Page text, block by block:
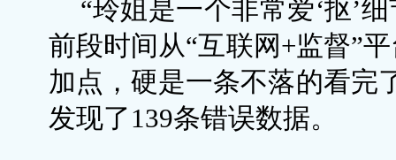
“玲姐是一个非常爱‘抠’
前段时间从“互联网+监督”
加点，硬是一条不落的看完
发现了139条错误数据。